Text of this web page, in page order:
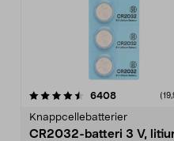
6408anmeldelser
Knappcellebatterier
CR2032-batteri 3 V,
4.5av 5 stjerner